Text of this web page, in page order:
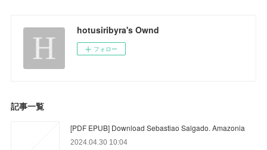
hotusiribyra's Ownd
フォロー
記事一覧
[PDF EPUB] Download Sebastiao Salgado. Amazonia
2024.04.30 10:04